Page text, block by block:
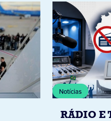
Notícias
RÁDIO E